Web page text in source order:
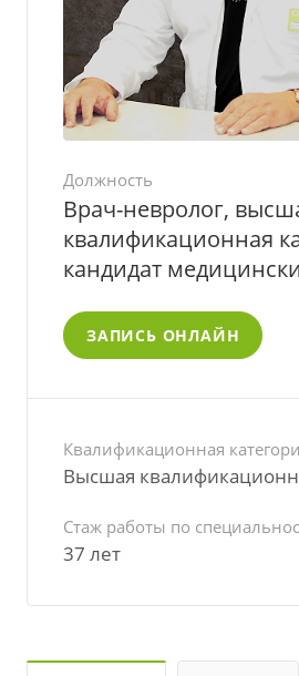
Должность
Врач-невролог,
квалификационная
кандидат
ЗАПИСЬ ОНЛАЙН
Квалификационная
Высшая
Стаж работы по
37 лет